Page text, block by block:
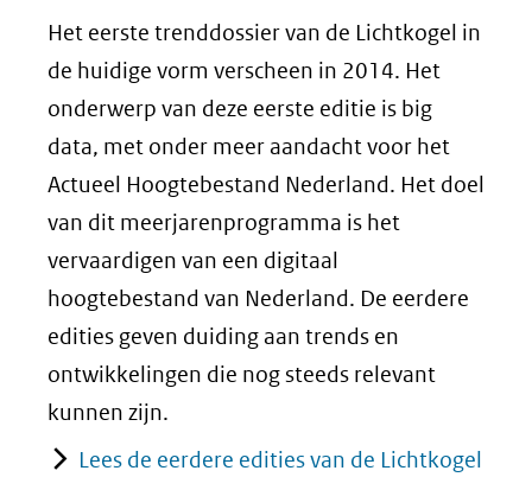
Het eerste trenddossier van de Lichtkogel in
de huidige vorm verscheen in 2014. Het
onderwerp van deze eerste editie is big
data, met onder meer aandacht voor het
Actueel Hoogtebestand Nederland. Het doel
van dit meerjarenprogramma is het
vervaardigen van een digitaal
hoogtebestand van Nederland. De eerdere
edities geven duiding aan trends en
ontwikkelingen die nog steeds relevant
kunnen zijn.
Lees de eerdere edities van de Lichtkogel